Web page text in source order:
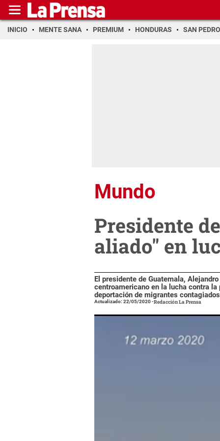
INICIO MENTE SANA PREMIUM HONDURAS SAN PEDRO
Mundo
Presidente
aliado" en
El presidente de Guatemala,
centroamericano en la lucha contra
deportación de migrantes
Actualizado: 22/05/2020-Redacción La Prensa